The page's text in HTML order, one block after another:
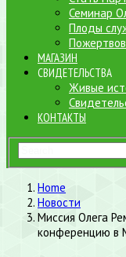
Семинар
Плоды
МАГАЗИН
СВИДЕТЕЛЬСТВА
Живые
КОНТАКТЫ
Home
Новости
Миссия Олега
конференцию в